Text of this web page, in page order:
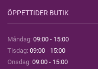
ÖPPETTIDER BUTIK
Måndag: 09:00 - 15:00
Tisdag: 09:00 - 15:00
Onsdag: 09:00 - 15:00